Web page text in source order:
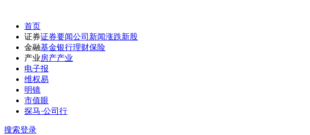
首页
证券证券要闻公司新闻涨跌新股
金融基金银行理财保险
产业房产产业
电子报
维权易
明镜
市值眼
探马·公司行
搜索登录